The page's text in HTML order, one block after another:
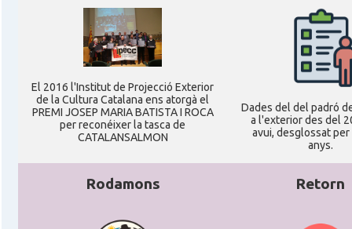
El 2016 l'Institut de Projecció Exterior
de la Cultura Catalana ens atorgà el
PREMI JOSEP MARIA BATISTA I ROCA
per reconéixer la tasca de
CATALANSALMON
Dades del del padró
a l'exterior des del
avui, desglossat per
anys.
Rodamons Retorn